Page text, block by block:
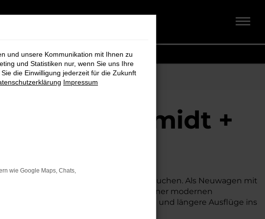
bei Schmidt +
einem besonders attraktiven Preis suchen. Als Neuwagen mit
besseren Konditionen. Mit seiner modernen
Lösung für den Stadtverkehr für Syke und längere Ausflüge ins
und unsere Kommunikation mit Ihnen zu
und Statistiken nur, wenn Sie uns Ihre
die Einwilligung jederzeit für die Zukunft
Impressum
wie Google Maps, Chats,